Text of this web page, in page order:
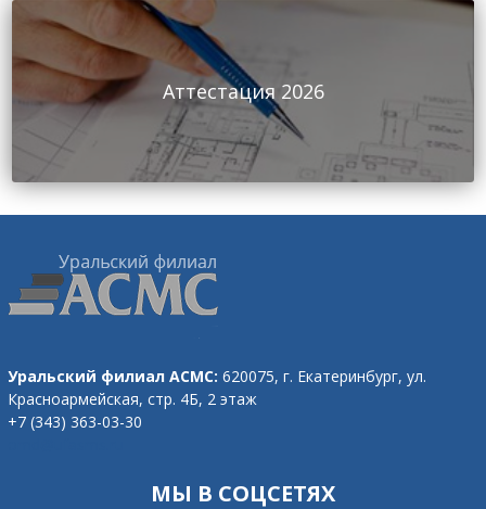
Аттестация 2026
Уральский филиал АСМС: 620075, г. Екатеринбург, ул.
Красноармейская, стр. 4Б, 2 этаж
+7 (343) 363-03-30
МЫ В СОЦСЕТЯХ